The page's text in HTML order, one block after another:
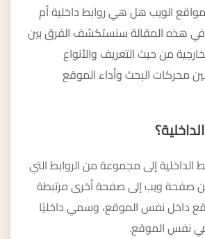
الويب هل هي روابط داخلية أم
في هذه المقالة سنستكشف الفرق بين
من حيث التعريف والأنواع
محركات البحث وأداء الموقع
الداخلية إلى مجموعة من الروابط التي
من صفحة ويب إلى صفحة أخرى مرتبطة
داخل نفس الموقع، وسمي داخليًا
في نفس الموقع.